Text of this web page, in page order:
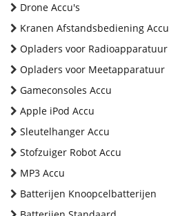
Drone Accu's
Kranen Afstandsbediening Accu
Opladers voor Radioapparatuur
Opladers voor Meetapparatuur
Gameconsoles Accu
Apple iPod Accu
Sleutelhanger Accu
Stofzuiger Robot Accu
MP3 Accu
Batterijen Knoopcelbatterijen